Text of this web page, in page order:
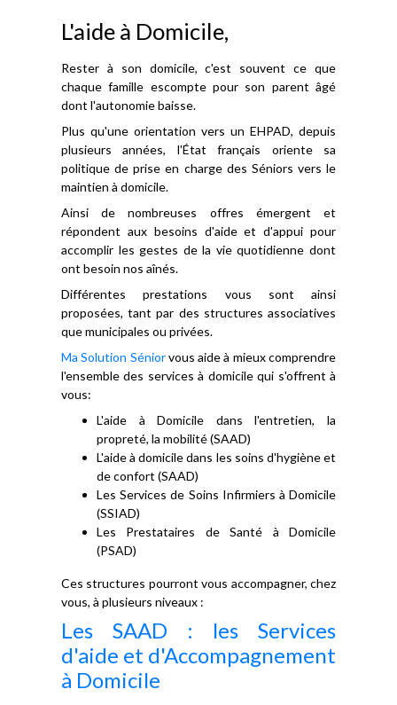
L'aide à Domicile,
Rester à son domicile, c'est souvent ce que
chaque famille escompte pour son parent âgé
dont l'autonomie baisse.
Plus qu'une orientation vers un EHPAD, depuis
plusieurs années, l'État français oriente sa
politique de prise en charge des Séniors vers le
maintien à domicile.
Ainsi de nombreuses offres émergent et
répondent aux besoins d'aide et d'appui pour
accomplir les gestes de la vie quotidienne dont
ont besoin nos aînés.
Différentes prestations vous sont ainsi
proposées, tant par des structures associatives
que municipales ou privées.
Ma Solution Séniorvous aide à mieux comprendre
l'ensemble des services à domicile qui s'offrent à
vous:
L'aide à Domicile dans l'entretien, la
propreté, la mobilité (SAAD)
L'aide à domicile dans les soins d'hygiène et
de confort (SAAD)
Les Services de Soins Infirmiers à Domicile
(SSIAD)
Les Prestataires de Santé à Domicile
(PSAD)
Ces structures pourront vous accompagner, chez
vous, à plusieurs niveaux :
Les SAAD : les Services
d'aide et d'Accompagnement
à Domicile